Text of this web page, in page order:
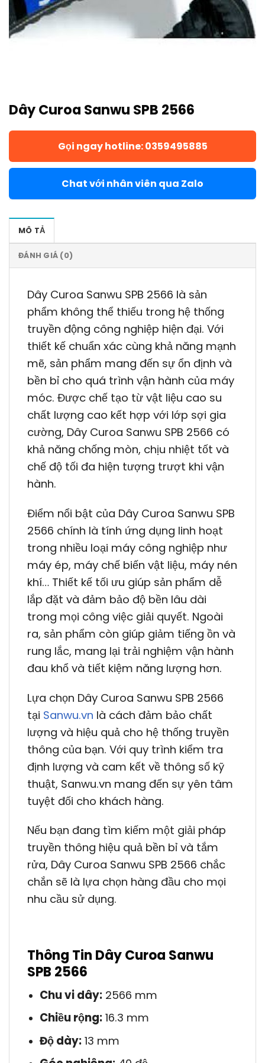
Dây Curoa Sanwu SPB 2566
Gọi ngay hotline: 0359495885
Chat với nhân viên qua Zalo
MÔ TẢ
ĐÁNH GIÁ (0)
Dây Curoa Sanwu SPB 2566 là sản
phẩm không thể thiếu trong hệ thống
truyền động công nghiệp hiện đại. Với
thiết kế chuẩn xác cùng khả năng mạnh
mẽ, sản phẩm mang đến sự ổn định và
bền bỉ cho quá trình vận hành của máy
móc. Được chế tạo từ vật liệu cao su
chất lượng cao kết hợp với lớp sợi gia
cường, Dây Curoa Sanwu SPB 2566 có
khả năng chống mòn, chịu nhiệt tốt và
chế độ tối đa hiện tượng trượt khi vận
hành.
Điểm nổi bật của Dây Curoa Sanwu SPB
2566 chính là tính ứng dụng linh hoạt
trong nhiều loại máy công nghiệp như
máy ép, máy chế biến vật liệu, máy nén
khí… Thiết kế tối ưu giúp sản phẩm dễ
lắp đặt và đảm bảo độ bền lâu dài
trong mọi công việc giải quyết. Ngoài
ra, sản phẩm còn giúp giảm tiếng ồn và
rung lắc, mang lại trải nghiệm vận hành
đau khổ và tiết kiệm năng lượng hơn.
Lựa chọn Dây Curoa Sanwu SPB 2566
tại Sanwu.vn là cách đảm bảo chất
lượng và hiệu quả cho hệ thống truyền
thông của bạn. Với quy trình kiểm tra
định lượng và cam kết về thông số kỹ
thuật, Sanwu.vn mang đến sự yên tâm
tuyệt đối cho khách hàng.
Nếu bạn đang tìm kiếm một giải pháp
truyền thông hiệu quả bền bỉ và tắm
rửa, Dây Curoa Sanwu SPB 2566 chắc
chắn sẽ là lựa chọn hàng đầu cho mọi
nhu cầu sử dụng.
Thông Tin Dây Curoa Sanwu
SPB 2566
Chu vi dây:2566 mm
Chiều rộng:16.3 mm
Độ dày:13 mm